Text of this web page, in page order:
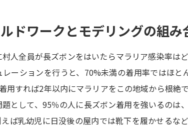
ドワークとモデリングの組み
人全員が長ズボンをはいたらマラリア感染率は
レーションを行うと、70%未満の着用率ではほと
用すれば2年以内にマラリアをこの地域から根絶
として、95％の人に長ズボン着用を強いるのは
ば乳幼児に日没後の屋内では靴下を履かせるな